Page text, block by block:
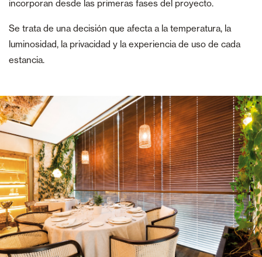
incorporan desde las primeras fases del proyecto.
Se trata de una decisión que afecta a la temperatura, la
luminosidad, la privacidad y la experiencia de uso de cada
estancia.